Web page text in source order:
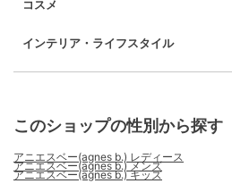
コスメ
インテリア・ライフスタイル
このショップの性別から探す
アニエスベー(agnes b.) レディース
アニエスベー(agnes b.) メンズ
アニエスベー(agnes b.) キッズ